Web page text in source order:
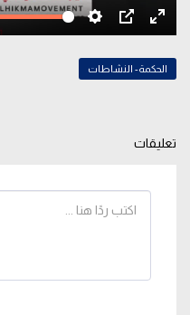
الحكمة- النشاطات
تعليقات